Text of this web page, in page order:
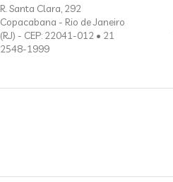
R. Santa Clara, 292
Copacabana - Rio de Janeiro
(RJ) - CEP: 22041-012 • 21
2548-1999